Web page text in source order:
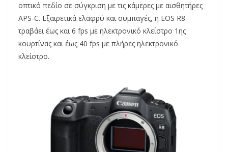
οπτικό πεδίο σε σύγκριση με τις κάμερες με αισθητήρες
APS-C. Εξαιρετικά ελαφρύ και συμπαγές, η EOS R8
τραβάει έως και 6 fps με ηλεκτρονικό κλείστρο 1ης
κουρτίνας και έως 40 fps με πλήρες ηλεκτρονικό
κλείστρο.